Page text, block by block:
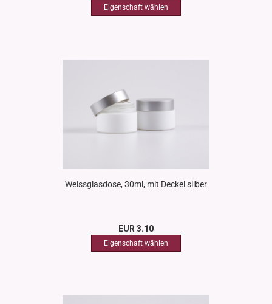
Weissglasdose, 30ml, mit Deckel silber
EUR 3.10